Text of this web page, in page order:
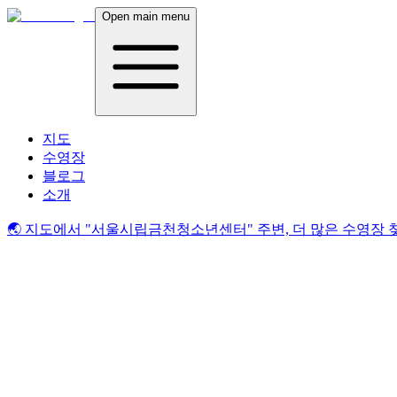
Open main menu
지도
수영장
블로그
소개
🌏 지도에서 "서울시립금천청소년센터" 주변, 더 많은 수영장